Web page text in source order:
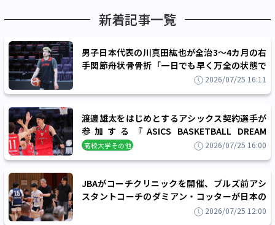
新着記事一覧
男子日本代表の川真田紘也が全治3～4カ月の右
手関節舟状骨骨折「一日でも早く万全の状態で
コートに戻れるよう頑張っていきます」2026/07/25 16:11
渡邊雄太をはじめとするアシックス契約選手が
参加する『ASICS BASKETBALL DREAM
PROJECT 2026 SUMMER』を初開催
高校大学その他 2026/07/25 16:00
JBAがコーチクリニックを開催、ブルズ前アシ
スタントコーチのダミアン・コッターが日本の
指導者たちに伝えたいことは？ 2026/07/25 12:00